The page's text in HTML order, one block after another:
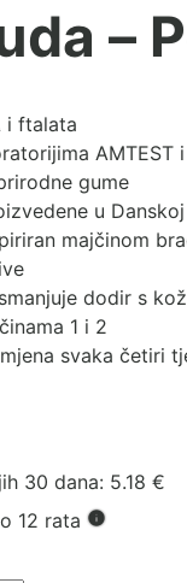
–
i ftalata
AMTEST
gume
u Danskoj
majčinom
dodir s
1 i 2
svaka četiri
30 dana: 5.18 €
12 rata